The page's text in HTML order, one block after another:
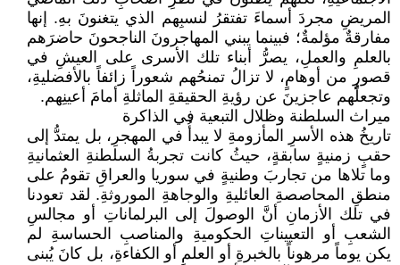
المريضِ مجردَ أسماءَ تفتقرُ لنسبِهم الذي يتغنونَ بهِ. إنها
مفارقةٌ مؤلمةٌ؛ فبينما يبني المهاجرونَ الناجحونَ حاضرَهم
بالعلمِ والعملِ، يصرُّ أبناء تلك الأسرى على العيشِ في
قصورٍ من أوهامٍ، لا تزالُ تمنحُهم شعوراً زائفاً بالأفضليةِ،
وتجعلُهم عاجزينَ عن رؤيةِ الحقيقةِ الماثلةِ أمامَ أعينِهم.
ميراث السلطنة وظلال التبعية في الذاكرة
تاريخُ هذه الأسرِ المأزومةِ لا يبدأُ في المهجرِ، بل يمتدُّ إلى
حقبٍ زمنيةٍ سابقةٍ، حيثُ كانت تجربةُ السلطنةِ العثمانيةِ
وما تلاها من تجاربَ وطنيةٍ في سوريا والعراقِ تقومُ على
منطقِ المحاصصةِ العائليةِ والوجاهةِ الموروثةِ. لقد تعودنا
في تلك الأزمانِ أنَّ الوصولَ إلى البرلماناتِ أو مجالسِ
الشعبِ أو التعييناتِ الحكوميةِ والمناصبِ الحساسةِ لم
يكن يوماً مرهوناً بالخبرةِ أو العلمِ أو الكفاءةِ، بل كانَ يُبنى